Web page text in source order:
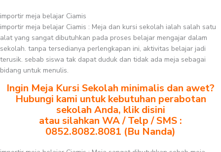
importir meja belajar Ciamis
importir meja belajar Ciamis : Meja dan kursi sekolah ialah salah satu
alat yang sangat dibutuhkan pada proses belajar mengajar dalam
sekolah. tanpa tersedianya perlengkapan ini, aktivitas belajar jadi
terusik. sebab siswa tak dapat duduk dan tidak ada meja sebagai
bidang untuk menulis.
Ingin Meja Kursi Sekolah minimalis dan awet?
Hubungi kami untuk kebutuhan perabotan
sekolah Anda, klik disini
atau silahkan WA / Telp / SMS :
0852.8082.8081 (Bu Nanda)